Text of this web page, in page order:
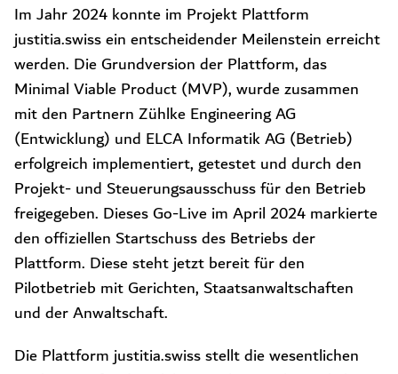
Im Jahr 2024 konnte im Projekt Plattform
justitia.swiss ein entscheidender Meilenstein erreicht
werden. Die Grundversion der Plattform, das
Minimal Viable Product (MVP), wurde zusammen
mit den Partnern Zühlke Engineering AG
(Entwicklung) und ELCA Informatik AG (Betrieb)
erfolgreich implementiert, getestet und durch den
Projekt- und Steuerungsausschuss für den Betrieb
freigegeben. Dieses Go-Live im April 2024 markierte
den offiziellen Startschuss des Betriebs der
Plattform. Diese steht jetzt bereit für den
Pilotbetrieb mit Gerichten, Staatsanwaltschaften
und der Anwaltschaft.
Die Plattform justitia.swiss stellt die wesentlichen